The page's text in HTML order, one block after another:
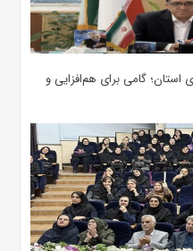
استان؛ گامی برای هم‌افزایی و